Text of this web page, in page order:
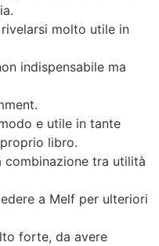
molto utile in
indispensabile ma
e utile in tante
libro.
combinazione tra utilità
a Melf per ulteriori
forte, da avere